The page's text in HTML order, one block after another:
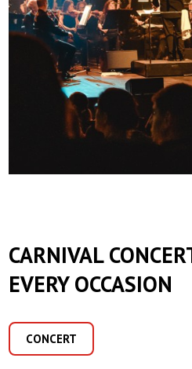
CARNIVAL
EVERY OCCASION
CONCERT